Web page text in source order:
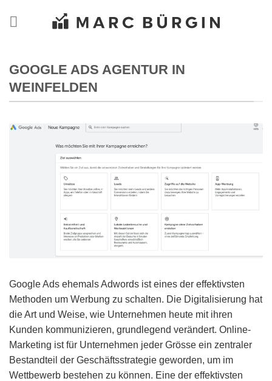
GOOGLE ADS AGENTUR IN
WEINFELDEN
Google Ads ehemals Adwords ist eines der effektivsten
Methoden um Werbung zu schalten. Die Digitalisierung hat
die Art und Weise, wie Unternehmen heute mit ihren
Kunden kommunizieren, grundlegend verändert. Online-
Marketing ist für Unternehmen jeder Grösse ein zentraler
Bestandteil der Geschäftsstrategie geworden, um im
Wettbewerb bestehen zu können. Eine der effektivsten